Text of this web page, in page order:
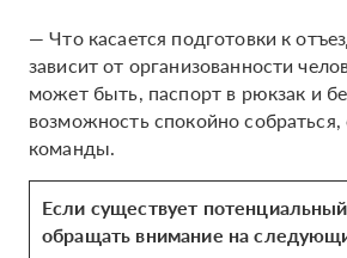
— Что касается подготовки к
зависит от организованности
может быть, паспорт в рюкзак и
возможность спокойно
команды.
Если существует
обращать внимание на